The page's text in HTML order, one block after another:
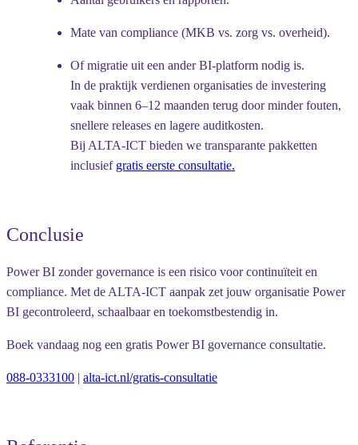
Mate van compliance (MKB vs. zorg vs. overheid).
Of migratie uit een ander BI-platform nodig is.
In de praktijk verdienen organisaties de investering
vaak binnen 6–12 maanden terug door minder fouten,
snellere releases en lagere auditkosten.
Bij ALTA-ICT bieden we transparante pakketten
inclusief gratis eerste consultatie.
Conclusie
Power BI zonder governance is een risico voor continuïteit en
compliance. Met de ALTA-ICT aanpak zet jouw organisatie Power
BI gecontroleerd, schaalbaar en toekomstbestendig in.
Boek vandaag nog een gratis Power BI governance consultatie.
088-0333100 | alta-ict.nl/gratis-consultatie